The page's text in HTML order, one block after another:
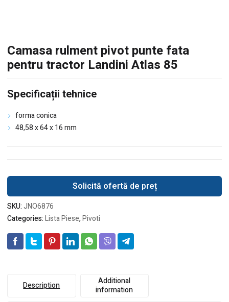
Camasa rulment pivot punte fata
pentru tractor Landini Atlas 85
Specificații tehnice
forma conica
48,58 x 64 x 16 mm
Solicită ofertă de preț
SKU:JNO6876
Categories:Lista Piese,Pivoti
Description
Additional
information